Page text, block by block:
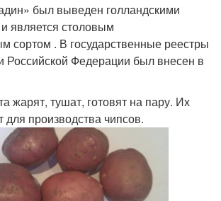
был выведен голландскими
является столовым
сортом . В государственные реестры
Российской Федерации был внесен в
жарят, тушат, готовят на пару. Их
для производства чипсов.